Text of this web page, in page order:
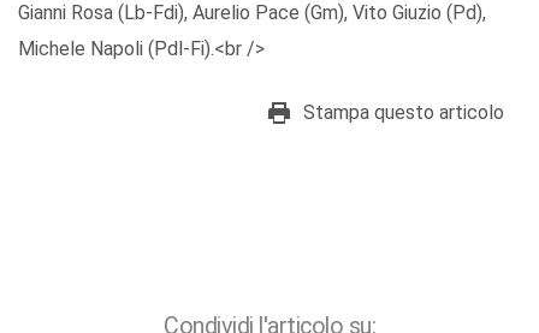
Gianni Rosa (Lb-Fdi), Aurelio Pace (Gm), Vito Giuzio (Pd),
Michele Napoli (Pdl-Fi).<br />
Stampa questo articolo
Condividi l'articolo su: